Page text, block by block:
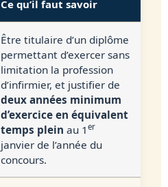
Ce qu’il faut savoir
Être titulaire d’un diplôme
permettant d’exercer sans
limitation la profession
d’infirmier, et justifier de
deux années minimum
d’exercice en équivalent
temps plein au 1 er
janvier de l’année du
concours.